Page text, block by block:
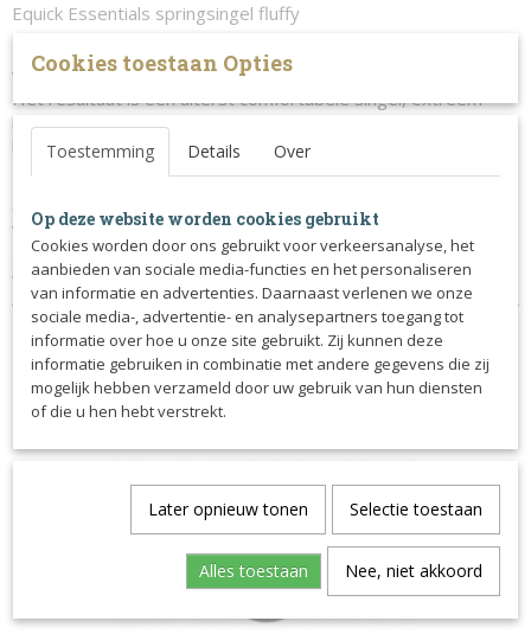
Equick Essentials springsingel fluffy
Hoog comfort en optimale bescherming dankzij de
vernieuwde vorm en de combinatie van nieuwe materialen.
Het resultaat is een uiterst comfortabele singel, extreem
lichtgewicht, zacht en flexibel, maar met een solide
bescherming tijdens het springen.
De artificiele materialen zorgen ervoor dat de singel
eenvoudig schoon te houden is.
Voorzien van drievoudig elastische banden en roestvrijstalen
gespen. Hoogwaardige aluminium haak voor de bevestiging
van hulpteugels of borsttuigen.
Ook interessant
Cookies toestaan Opties
Toestemming Details Over
Op deze website worden cookies gebruikt
Cookies worden door ons gebruikt voor verkeersanalyse, het
aanbieden van sociale media-functies en het personaliseren
van informatie en advertenties. Daarnaast verlenen we onze
sociale media-, advertentie- en analysepartners toegang tot
informatie over hoe u onze site gebruikt. Zij kunnen deze
informatie gebruiken in combinatie met andere gegevens die zij
mogelijk hebben verzameld door uw gebruik van hun diensten
of die u hen hebt verstrekt.
Later opnieuw tonen Selectie toestaan
Alles toestaan Nee, niet akkoord